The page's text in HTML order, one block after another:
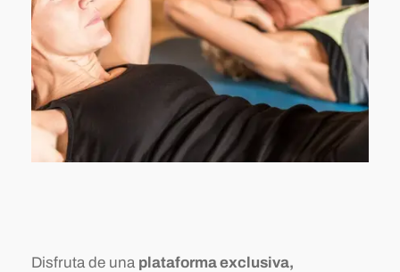
Disfruta de una plataforma exclusiva,